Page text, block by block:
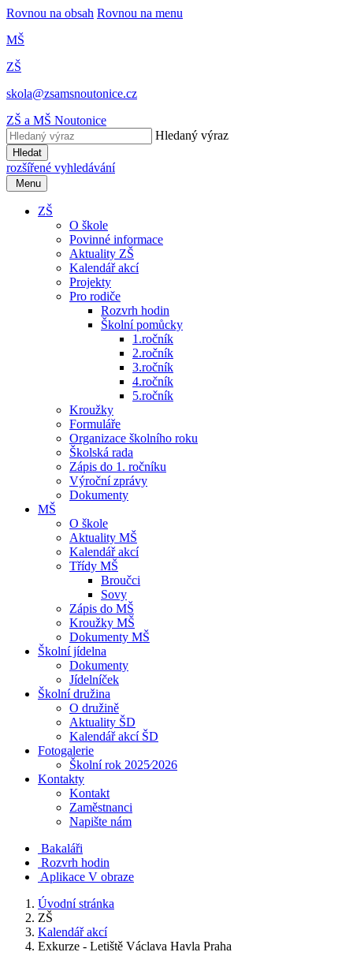
Rovnou na obsah Rovnou na menu
MŠ
ZŠ
skola@zsamsnoutonice.cz
ZŠ a MŠ Noutonice
Hledaný výraz
Hledat
rozšířené vyhledávání
Menu
ZŠ
O škole
Povinné informace
Aktuality ZŠ
Kalendář akcí
Projekty
Pro rodiče
Rozvrh hodin
Školní pomůcky
1.ročník
2.ročník
3.ročník
4.ročník
5.ročník
Kroužky
Formuláře
Organizace školního roku
Školská rada
Zápis do 1. ročníku
Výroční zprávy
Dokumenty
MŠ
O škole
Aktuality MŠ
Kalendář akcí
Třídy MŠ
Broučci
Sovy
Zápis do MŠ
Kroužky MŠ
Dokumenty MŠ
Školní jídelna
Dokumenty
Jídelníček
Školní družina
O družině
Aktuality ŠD
Kalendář akcí ŠD
Fotogalerie
Školní rok 2025⁄2026
Kontakty
Kontakt
Zaměstnanci
Napište nám
Bakaláři
Rozvrh hodin
Aplikace V obraze
Úvodní stránka
ZŠ
Kalendář akcí
Exkurze - Letiště Václava Havla Praha